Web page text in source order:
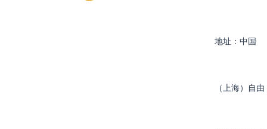
地址：中国
（上海）自由